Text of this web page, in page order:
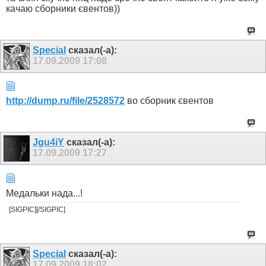
качаю сборники євентов))
Special сказал(-а):
17.09.2009 17:08
http://dump.ru/file/2528572 во сборник євентов
Jgu4iY сказал(-а):
17.09.2009 17:27
Медальки нада...!
[SIGPIC][/SIGPIC]
Special сказал(-а):